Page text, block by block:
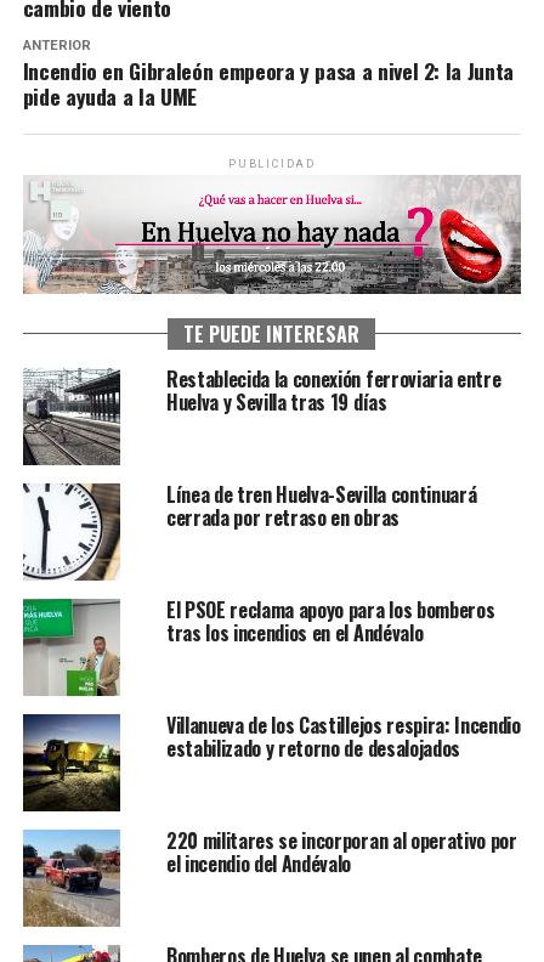
cambio de viento
ANTERIOR
Incendio en Gibraleón empeora y pasa a nivel 2: la Junta
pide ayuda a la UME
PUBLICIDAD
TE PUEDE INTERESAR
Restablecida la conexión ferroviaria entre
Huelva y Sevilla tras 19 días
Línea de tren Huelva-Sevilla continuará
cerrada por retraso en obras
El PSOE reclama apoyo para los bomberos
tras los incendios en el Andévalo
Villanueva de los Castillejos respira: Incendio
estabilizado y retorno de desalojados
220 militares se incorporan al operativo por
el incendio del Andévalo
Bomberos de Huelva se unen al combate